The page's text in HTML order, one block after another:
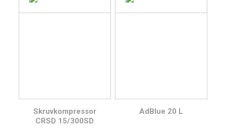
Skruvkompressor
CRSD 15/300SD
AdBlue 20 L